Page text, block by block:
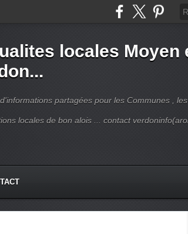
locales Moyen
partagées pour les Communes ,
locales de bon alois ... contact